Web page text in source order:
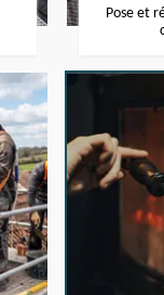
Pose et